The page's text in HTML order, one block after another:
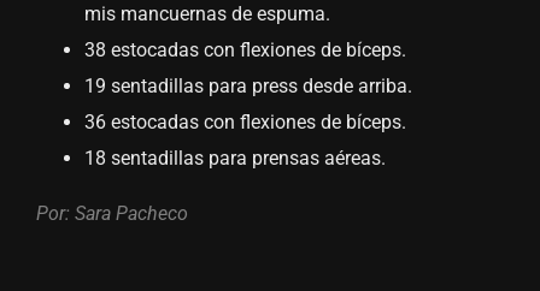
mis mancuernas de espuma.
38 estocadas con flexiones de bíceps.
19 sentadillas para press desde arriba.
36 estocadas con flexiones de bíceps.
18 sentadillas para prensas aéreas.
Por: Sara Pacheco